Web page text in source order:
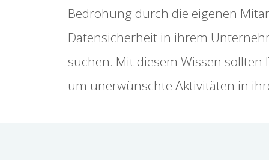
Bedrohung durch die eigenen
Datensicherheit in ihrem
suchen. Mit diesem Wissen
um unerwünschte Aktivitäten in